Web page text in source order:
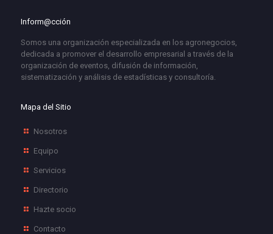
Inform@cción
Somos una organización especializada en los agronegocios,
dedicada a promover el desarrollo empresarial a través de la
organización de eventos, difusión de información,
sistematización y análisis de estadísticas y consultoría.
Mapa del Sitio
Nosotros
Equipo
Servicios
Directorio
Hazte socio
Contacto